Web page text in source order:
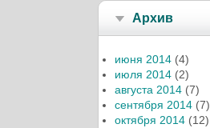
Архив
июня 2014 (4)
июля 2014 (2)
августа 2014 (7)
сентября 2014 (7)
октября 2014 (12)